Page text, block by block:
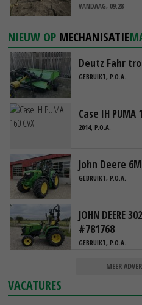
VANDAAG, 09:28
NIEUW OP MECHANISATIE
Deutz Fahr
GEBRUIKT, P.O.A.
Case IH PUMA
2014, P.O.A.
John Deere
GEBRUIKT, P.O.A.
JOHN DEERE
#781768
GEBRUIKT, P.O.A.
MEER
VACATURES